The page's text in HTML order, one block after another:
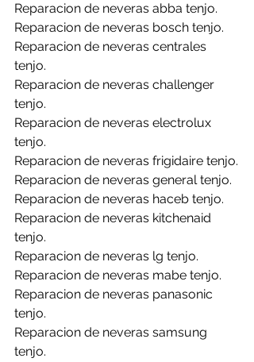
Reparacion de neveras abba tenjo.
Reparacion de neveras bosch tenjo.
Reparacion de neveras centrales
tenjo.
Reparacion de neveras challenger
tenjo.
Reparacion de neveras electrolux
tenjo.
Reparacion de neveras frigidaire tenjo.
Reparacion de neveras general tenjo.
Reparacion de neveras haceb tenjo.
Reparacion de neveras kitchenaid
tenjo.
Reparacion de neveras lg tenjo.
Reparacion de neveras mabe tenjo.
Reparacion de neveras panasonic
tenjo.
Reparacion de neveras samsung
tenjo.